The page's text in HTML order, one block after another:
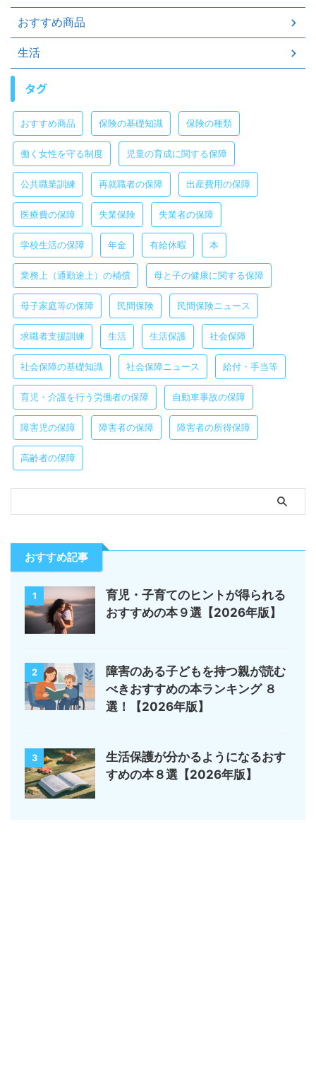
おすすめ商品
生活
タグ
おすすめ商品 保険の基礎知識 保険の種類
働く女性を守る制度 児童の育成に関する保障
公共職業訓練 再就職者の保障 出産費用の保障
医療費の保障 失業保険 失業者の保障
学校生活の保障 年金 有給休暇 本
業務上（通勤途上）の補償 母と子の健康に関する保障
母子家庭等の保障 民間保険 民間保険ニュース
求職者支援訓練 生活 生活保護 社会保障
社会保障の基礎知識 社会保障ニュース 給付・手当等
育児・介護を行う労働者の保障 自動車事故の保障
障害児の保障 障害者の保障 障害者の所得保障
高齢者の保障
おすすめ記事
1
育児・子育てのヒントが得られる
おすすめの本９選【2026年版】
2
障害のある子どもを持つ親が読む
べきおすすめの本ランキング ８
選！【2026年版】
3
生活保護が分かるようになるおす
すめの本８選【2026年版】